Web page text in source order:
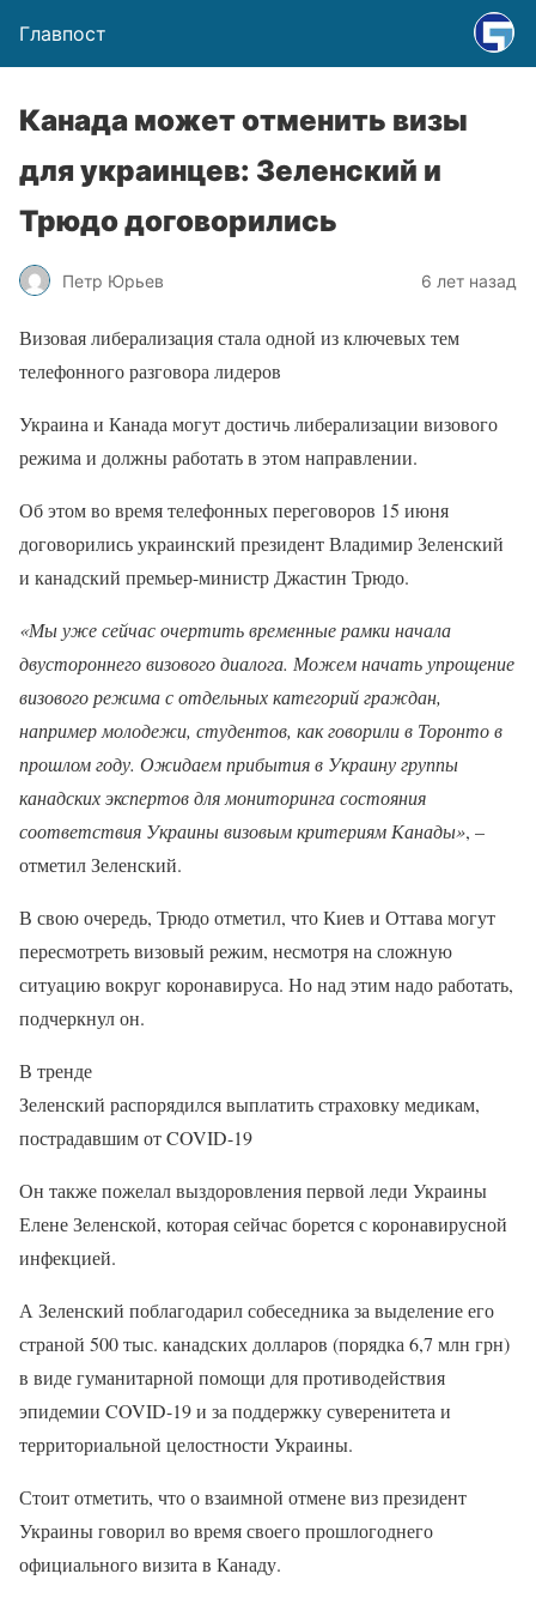
Главпост
Канада может отменить визы
для украинцев: Зеленский и
Трюдо договорились
Петр Юрьев 6 лет назад
Визовая либерализация стала одной из ключевых тем
телефонного разговора лидеров
Украина и Канада могут достичь либерализации визового
режима и должны работать в этом направлении.
Об этом во время телефонных переговоров 15 июня
договорились украинский президент Владимир Зеленский
и канадский премьер-министр Джастин Трюдо.
«Мы уже сейчас очертить временные рамки начала
двустороннего визового диалога. Можем начать упрощение
визового режима с отдельных категорий граждан,
например молодежи, студентов, как говорили в Торонто в
прошлом году. Ожидаем прибытия в Украину группы
канадских экспертов для мониторинга состояния
соответствия Украины визовым критериям Канады», –
отметил Зеленский.
В свою очередь, Трюдо отметил, что Киев и Оттава могут
пересмотреть визовый режим, несмотря на сложную
ситуацию вокруг коронавируса. Но над этим надо работать,
подчеркнул он.
В тренде
Зеленский распорядился выплатить страховку медикам,
пострадавшим от COVID-19
Он также пожелал выздоровления первой леди Украины
Елене Зеленской, которая сейчас борется с коронавирусной
инфекцией.
А Зеленский поблагодарил собеседника за выделение его
страной 500 тыс. канадских долларов (порядка 6,7 млн грн)
в виде гуманитарной помощи для противодействия
эпидемии COVID-19 и за поддержку суверенитета и
территориальной целостности Украины.
Стоит отметить, что о взаимной отмене виз президент
Украины говорил во время своего прошлогоднего
официального визита в Канаду.